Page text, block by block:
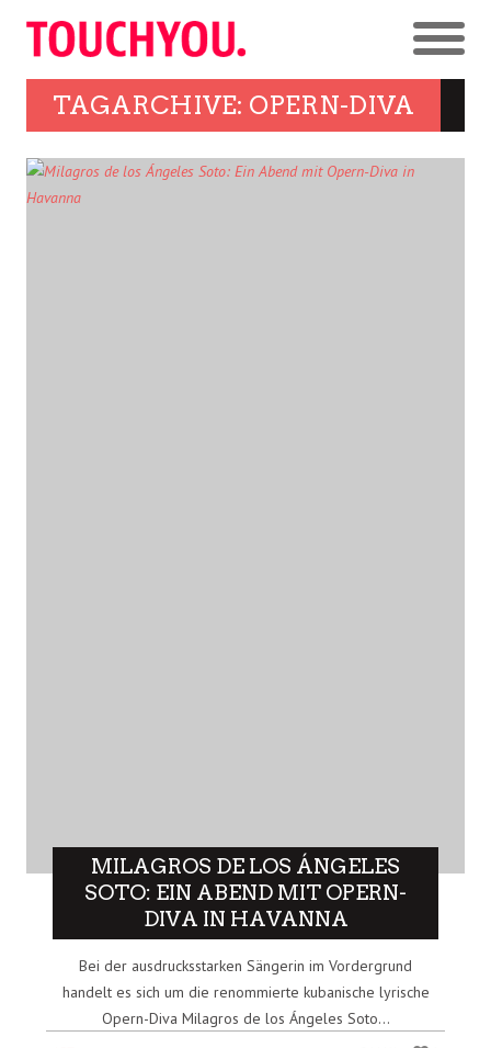
TAGARCHIVE: OPERN-DIVA
MILAGROS DE LOS ÁNGELES
SOTO: EIN ABEND MIT OPERN-
DIVA IN HAVANNA
Bei der ausdrucksstarken Sängerin im Vordergrund
handelt es sich um die renommierte kubanische lyrische
Opern-Diva Milagros de los Ángeles Soto...